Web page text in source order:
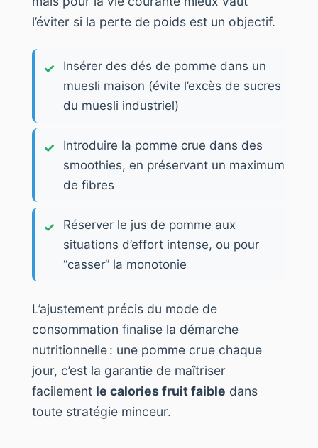
l’éviter si la perte de poids est un objectif.
Insérer des dés de pomme dans un
muesli maison (évite l’excès de sucres
du muesli industriel)
Introduire la pomme crue dans des
smoothies, en préservant un maximum
de fibres
Réserver le jus de pomme aux
situations d’effort intense, ou pour
“casser” la monotonie
L’ajustement précis du mode de
consommation finalise la démarche
nutritionnelle : une pomme crue chaque
jour, c’est la garantie de maîtriser
facilement le calories fruit faible dans
toute stratégie minceur.